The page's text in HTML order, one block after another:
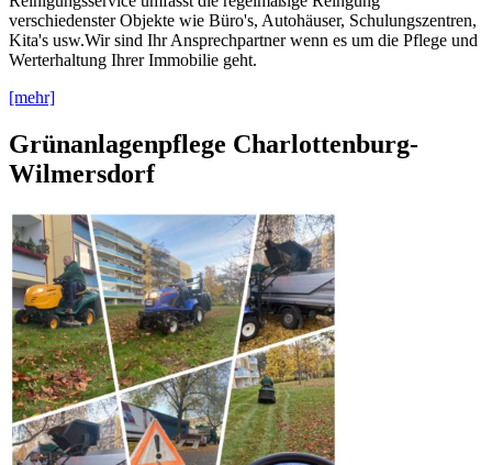
verschiedenster Objekte wie Büro's, Autohäuser, Schulungszentren,
Kita's usw.Wir sind Ihr Ansprechpartner wenn es um die Pflege und
Werterhaltung Ihrer Immobilie geht.
[mehr]
Grünanlagenpflege Charlottenburg-
Wilmersdorf